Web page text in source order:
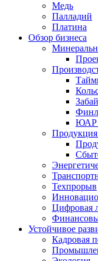
Медь
Палладий
Платина
Обзор бизнеса
ЮАР
Техпрорыв
Цифровая
Устойчивое
Кадровая